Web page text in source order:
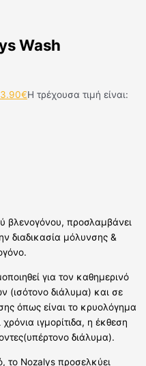
Wash
€Η τρέχουσα τιμή είναι:
βλενογόνου, προσλαμβάνει
διαδικασία μόλυνσης &
για τον καθημερινό
(ισότονο διάλυμα) και σε
όπως είναι το κρυολόγημα
ιγμορίτιδα, η έκθεση
διάλυμα).
το Nozalys προσελκύει